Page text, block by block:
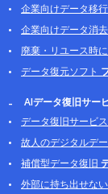
企業向けデータ移行
企業向けデータ消去
廃棄・リユース時
データ復元ソフト
AIデータ復旧サー
データ復旧サービス
故人のデジタルデ
補償型データ復旧
外部に持ち出せな